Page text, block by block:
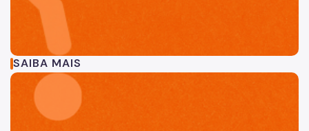
SAIBA MAIS